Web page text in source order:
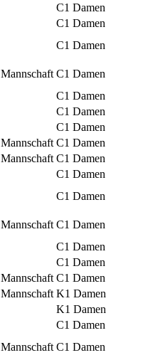
C1 Damen
C1 Damen
C1 Damen
Mannschaft C1 Damen
C1 Damen
C1 Damen
C1 Damen
Mannschaft C1 Damen
Mannschaft C1 Damen
C1 Damen
C1 Damen
Mannschaft C1 Damen
C1 Damen
C1 Damen
Mannschaft C1 Damen
Mannschaft K1 Damen
K1 Damen
C1 Damen
Mannschaft C1 Damen